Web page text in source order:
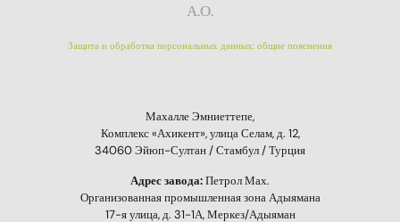
А.О.
Защита и обработка персональных данных: общие пояснения
Махалле Эмниеттепе,
Комплекс «Ахикент», улица Селам, д. 12,
34060 Эйюп-Султан / Стамбул / Турция
Адрес завода:Петрол Мах.
Организованная промышленная зона Адыямана
17-я улица, д. 31-1А, Меркез/Адыяман